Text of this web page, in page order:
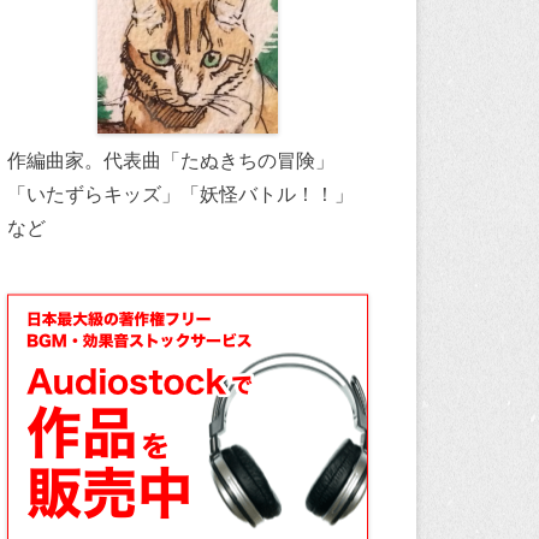
作編曲家。代表曲「たぬきちの冒険」
「いたずらキッズ」「妖怪バトル！！」
など